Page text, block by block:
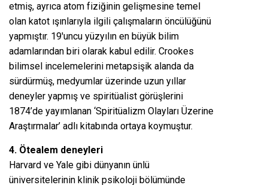
etmiş, ayrıca atom fiziğinin gelişmesine temel
olan katot ışınlarıyla ilgili çalışmaların öncülüğünü
yapmıştır. 19′uncu yüzyılın en büyük bilim
adamlarından biri olarak kabul edilir. Crookes
bilimsel incelemelerini metapsişik alanda da
sürdürmüş, medyumlar üzerinde uzun yıllar
deneyler yapmış ve spiritüalist görüşlerini
1874’de yayımlanan ‘Spiritüalizm Olayları Üzerine
Araştırmalar’ adlı kitabında ortaya koymuştur.
4. Ötealem deneyleri
Harvard ve Yale gibi dünyanın ünlü
üniversitelerinin klinik psikoloji bölümünde